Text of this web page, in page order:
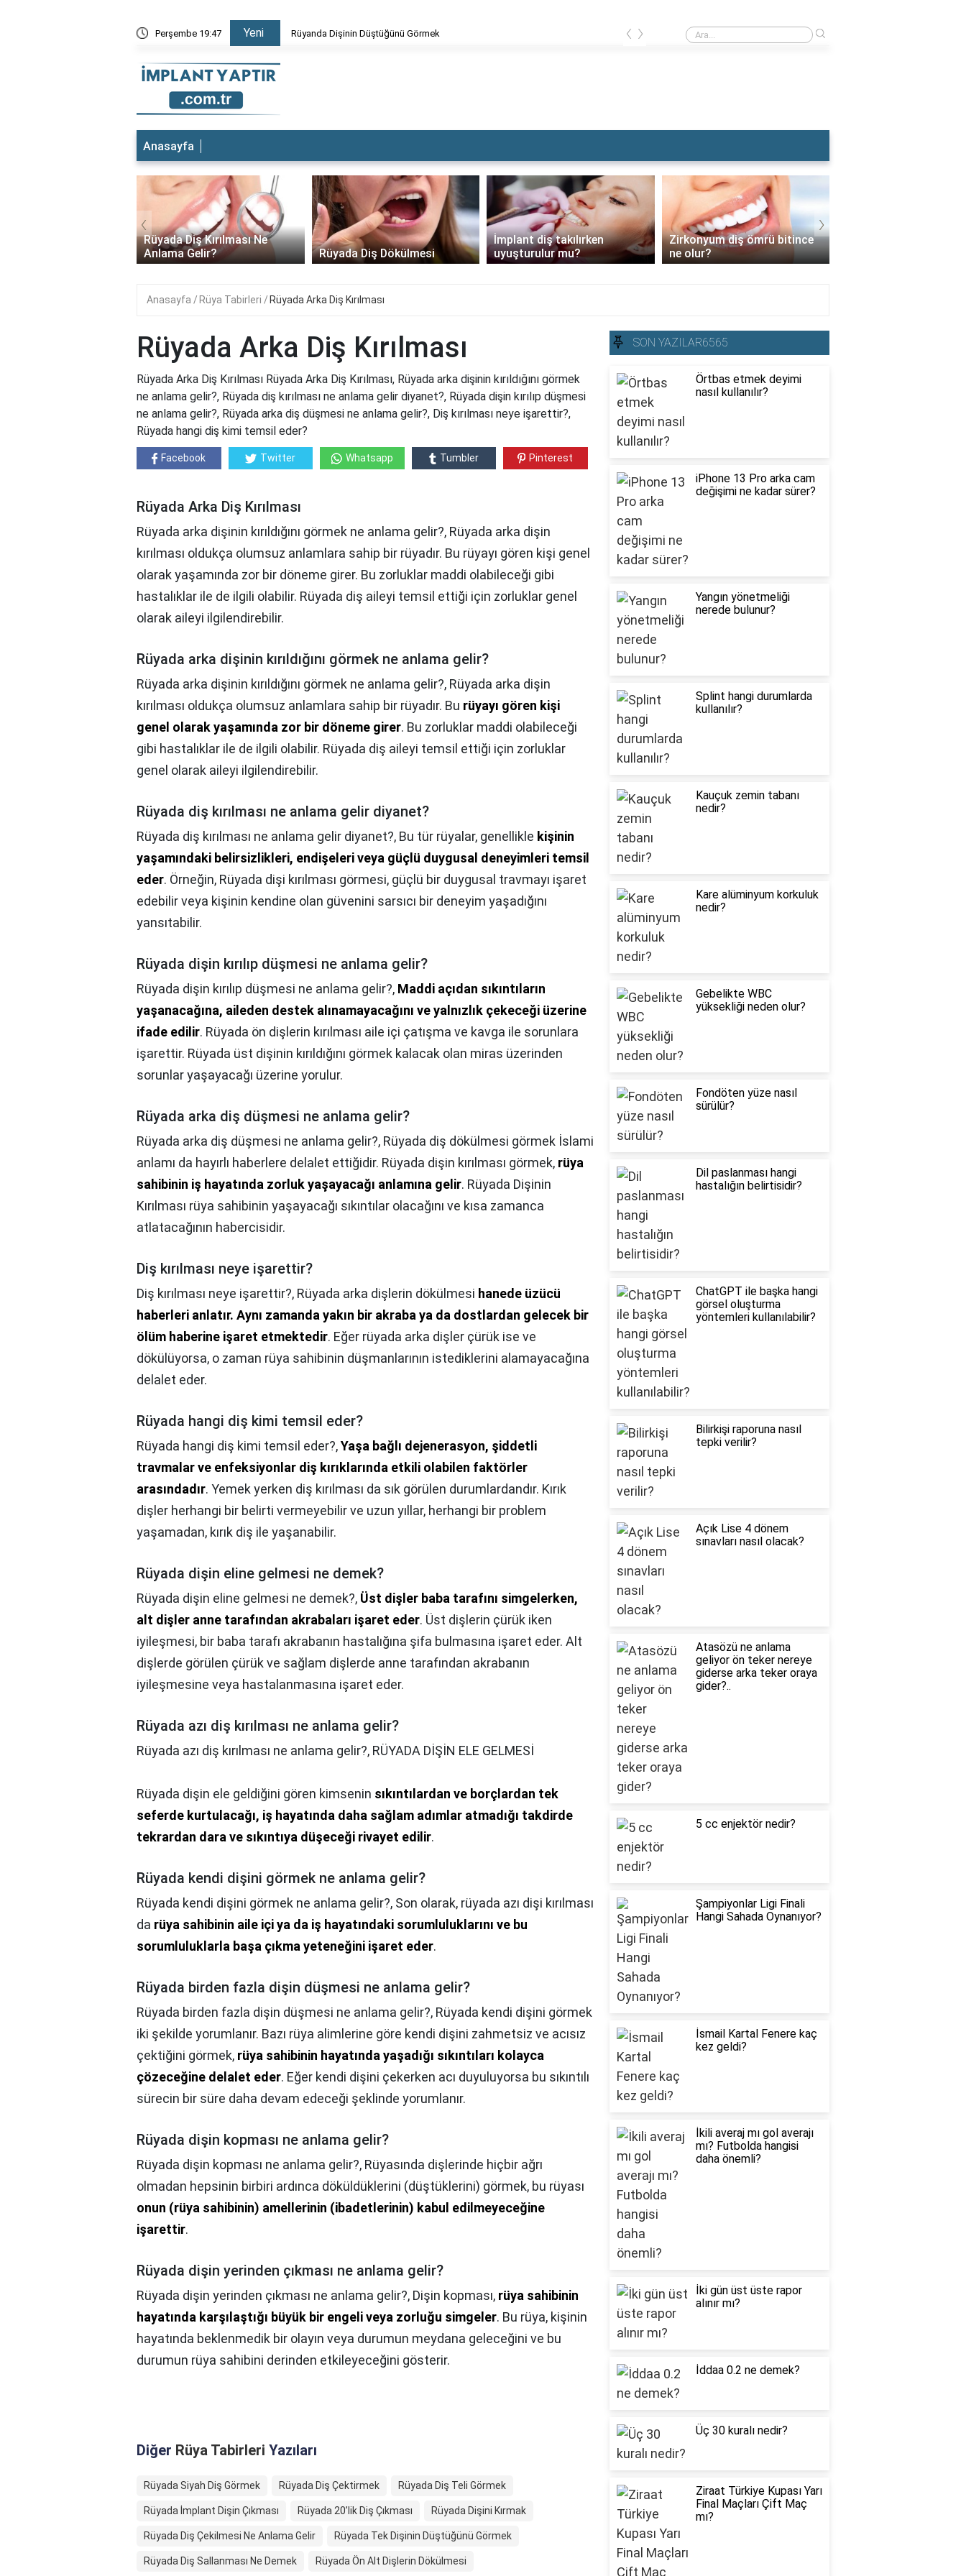
Perşembe 19:47 Yeni Rüyanda Dişinin Düştüğünü Görmek Rüyada Dolgu Dişin Kırılması
‹ ›
Anasayfa
Rüyada Diş Kırılması Ne
Anlama Gelir?
Rüyada Diş Dökülmesi
İmplant diş takılırken
uyuşturulur mu?
Zirkonyum diş ömrü bitince
ne olur?
‹ ›
Anasayfa Rüya Tabirleri Rüyada Arka Diş Kırılması
Rüyada Arka Diş Kırılması
Rüyada Arka Diş Kırılması Rüyada Arka Diş Kırılması, Rüyada arka dişinin kırıldığını görmek
ne anlama gelir?, Rüyada diş kırılması ne anlama gelir diyanet?, Rüyada dişin kırılıp düşmesi
ne anlama gelir?, Rüyada arka diş düşmesi ne anlama gelir?, Diş kırılması neye işarettir?,
Rüyada hangi diş kimi temsil eder?
Facebook Twitter Whatsapp Tumbler Pinterest
Rüyada Arka Diş Kırılması
Rüyada arka dişinin kırıldığını görmek ne anlama gelir?, Rüyada arka dişin
kırılması oldukça olumsuz anlamlara sahip bir rüyadır. Bu rüyayı gören kişi genel
olarak yaşamında zor bir döneme girer. Bu zorluklar maddi olabileceği gibi
hastalıklar ile de ilgili olabilir. Rüyada diş aileyi temsil ettiği için zorluklar genel
olarak aileyi ilgilendirebilir.
Rüyada arka dişinin kırıldığını görmek ne anlama gelir?
Rüyada arka dişinin kırıldığını görmek ne anlama gelir?, Rüyada arka dişin
kırılması oldukça olumsuz anlamlara sahip bir rüyadır. Bu rüyayı gören kişi
genel olarak yaşamında zor bir döneme girer. Bu zorluklar maddi olabileceği
gibi hastalıklar ile de ilgili olabilir. Rüyada diş aileyi temsil ettiği için zorluklar
genel olarak aileyi ilgilendirebilir.
Rüyada diş kırılması ne anlama gelir diyanet?
Rüyada diş kırılması ne anlama gelir diyanet?, Bu tür rüyalar, genellikle kişinin
yaşamındaki belirsizlikleri, endişeleri veya güçlü duygusal deneyimleri temsil
eder. Örneğin, Rüyada dişi kırılması görmesi, güçlü bir duygusal travmayı işaret
edebilir veya kişinin kendine olan güvenini sarsıcı bir deneyim yaşadığını
yansıtabilir.
Rüyada dişin kırılıp düşmesi ne anlama gelir?
Rüyada dişin kırılıp düşmesi ne anlama gelir?, Maddi açıdan sıkıntıların
yaşanacağına, aileden destek alınamayacağını ve yalnızlık çekeceği üzerine
ifade edilir. Rüyada ön dişlerin kırılması aile içi çatışma ve kavga ile sorunlara
işarettir. Rüyada üst dişinin kırıldığını görmek kalacak olan miras üzerinden
sorunlar yaşayacağı üzerine yorulur.
Rüyada arka diş düşmesi ne anlama gelir?
Rüyada arka diş düşmesi ne anlama gelir?, Rüyada diş dökülmesi görmek İslami
anlamı da hayırlı haberlere delalet ettiğidir. Rüyada dişin kırılması görmek, rüya
sahibinin iş hayatında zorluk yaşayacağı anlamına gelir. Rüyada Dişinin
Kırılması rüya sahibinin yaşayacağı sıkıntılar olacağını ve kısa zamanca
atlatacağının habercisidir.
Diş kırılması neye işarettir?
Diş kırılması neye işarettir?, Rüyada arka dişlerin dökülmesi hanede üzücü
haberleri anlatır. Aynı zamanda yakın bir akraba ya da dostlardan gelecek bir
ölüm haberine işaret etmektedir. Eğer rüyada arka dişler çürük ise ve
dökülüyorsa, o zaman rüya sahibinin düşmanlarının istediklerini alamayacağına
delalet eder.
Rüyada hangi diş kimi temsil eder?
Rüyada hangi diş kimi temsil eder?,Yaşa bağlı dejenerasyon, şiddetli
travmalar ve enfeksiyonlar diş kırıklarında etkili olabilen faktörler
arasındadır. Yemek yerken diş kırılması da sık görülen durumlardandır. Kırık
dişler herhangi bir belirti vermeyebilir ve uzun yıllar, herhangi bir problem
yaşamadan, kırık diş ile yaşanabilir.
Rüyada dişin eline gelmesi ne demek?
Rüyada dişin eline gelmesi ne demek?, Üst dişler baba tarafını simgelerken,
alt dişler anne tarafından akrabaları işaret eder. Üst dişlerin çürük iken
iyileşmesi, bir baba tarafı akrabanın hastalığına şifa bulmasına işaret eder. Alt
dişlerde görülen çürük ve sağlam dişlerde anne tarafından akrabanın
iyileşmesine veya hastalanmasına işaret eder.
Rüyada azı diş kırılması ne anlama gelir?
Rüyada azı diş kırılması ne anlama gelir?, RÜYADA DİŞİN ELE GELMESİ
Rüyada dişin ele geldiğini gören kimsenin sıkıntılardan ve borçlardan tek
seferde kurtulacağı, iş hayatında daha sağlam adımlar atmadığı takdirde
tekrardan dara ve sıkıntıya düşeceği rivayet edilir.
Rüyada kendi dişini görmek ne anlama gelir?
Rüyada kendi dişini görmek ne anlama gelir?, Son olarak, rüyada azı dişi kırılması
da rüya sahibinin aile içi ya da iş hayatındaki sorumluluklarını ve bu
sorumluluklarla başa çıkma yeteneğini işaret eder.
Rüyada birden fazla dişin düşmesi ne anlama gelir?
Rüyada birden fazla dişin düşmesi ne anlama gelir?, Rüyada kendi dişini görmek
iki şekilde yorumlanır. Bazı rüya alimlerine göre kendi dişini zahmetsiz ve acısız
çektiğini görmek, rüya sahibinin hayatında yaşadığı sıkıntıları kolayca
çözeceğine delalet eder. Eğer kendi dişini çekerken acı duyuluyorsa bu sıkıntılı
sürecin bir süre daha devam edeceği şeklinde yorumlanır.
Rüyada dişin kopması ne anlama gelir?
Rüyada dişin kopması ne anlama gelir?, Rüyasında dişlerinde hiçbir ağrı
olmadan hepsinin birbiri ardınca döküldüklerini (düştüklerini) görmek, bu rüyası
onun (rüya sahibinin) amellerinin (ibadetlerinin) kabul edilmeyeceğine
işarettir.
Rüyada dişin yerinden çıkması ne anlama gelir?
Rüyada dişin yerinden çıkması ne anlama gelir?, Dişin kopması, rüya sahibinin
hayatında karşılaştığı büyük bir engeli veya zorluğu simgeler. Bu rüya, kişinin
hayatında beklenmedik bir olayın veya durumun meydana geleceğini ve bu
durumun rüya sahibini derinden etkileyeceğini gösterir.
Diğer Rüya Tabirleri Yazıları
Rüyada Siyah Diş Görmek Rüyada Diş Çektirmek Rüyada Diş Teli Görmek
Rüyada İmplant Dişin Çıkması Rüyada 20’lik Diş Çıkması Rüyada Dişini Kırmak
Rüyada Diş Çekilmesi Ne Anlama Gelir Rüyada Tek Dişinin Düştüğünü Görmek
Rüyada Diş Sallanması Ne Demek Rüyada Ön Alt Dişlerin Dökülmesi
SON YAZILAR6565
Örtbas etmek deyimi
nasıl kullanılır?
iPhone 13 Pro arka cam
değişimi ne kadar sürer?
Yangın yönetmeliği
nerede bulunur?
Splint hangi durumlarda
kullanılır?
Kauçuk zemin tabanı
nedir?
Kare alüminyum korkuluk
nedir?
Gebelikte WBC
yüksekliği neden olur?
Fondöten yüze nasıl
sürülür?
Dil paslanması hangi
hastalığın belirtisidir?
ChatGPT ile başka hangi
görsel oluşturma
yöntemleri kullanılabilir?
Bilirkişi raporuna nasıl
tepki verilir?
Açık Lise 4 dönem
sınavları nasıl olacak?
Atasözü ne anlama
geliyor ön teker nereye
giderse arka teker oraya
gider?..
5 cc enjektör nedir?
Şampiyonlar Ligi Finali
Hangi Sahada Oynanıyor?
İsmail Kartal Fenere kaç
kez geldi?
İkili averaj mı gol averajı
mı? Futbolda hangisi
daha önemli?
İki gün üst üste rapor
alınır mı?
İddaa 0.2 ne demek?
Üç 30 kuralı nedir?
Ziraat Türkiye Kupası Yarı
Final Maçları Çift Maç
mı?